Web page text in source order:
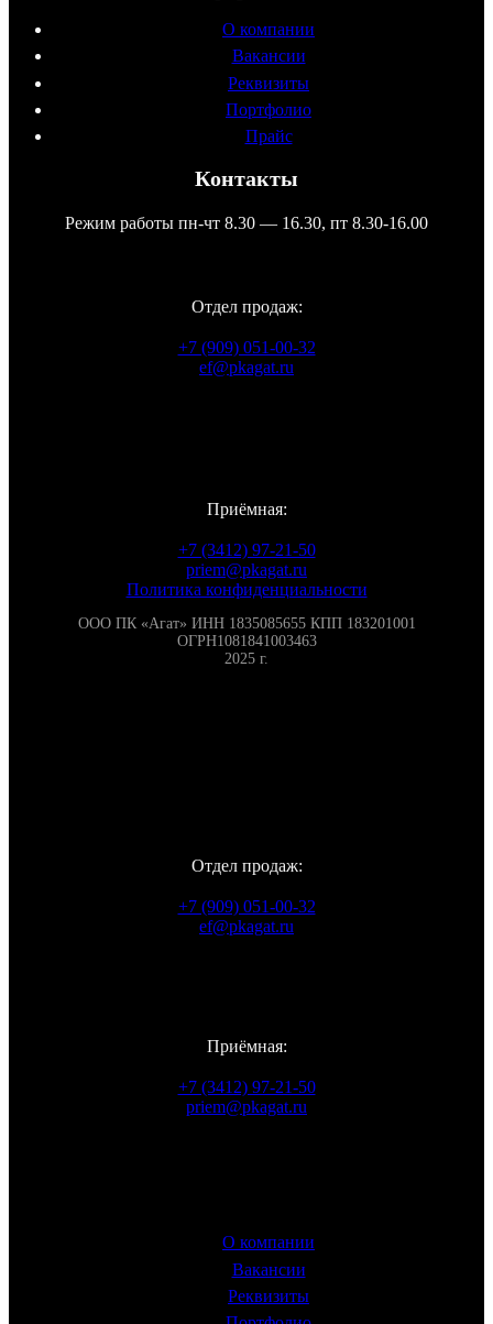
О компании
Вакансии
Реквизиты
Портфолио
Прайс
Контакты
Режим работы пн-чт 8.30 — 16.30, пт 8.30-16.00
Отдел продаж:
+7 (909) 051-00-32
ef@pkagat.ru
Приёмная:
+7 (3412) 97-21-50
priem@pkagat.ru
Политика конфиденциальности
ООО ПК «Агат» ИНН 1835085655 КПП 183201001
ОГРН1081841003463
2025 г.
Отдел продаж:
+7 (909) 051-00-32
ef@pkagat.ru
Приёмная:
+7 (3412) 97-21-50
priem@pkagat.ru
О компании
Вакансии
Реквизиты